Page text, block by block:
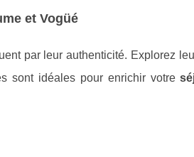
et Vogüé
par leur authenticité. Explorez
sont idéales pour enrichir votre